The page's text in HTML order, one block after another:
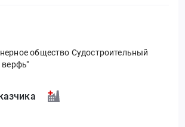
общество Судостроительный
верфь"